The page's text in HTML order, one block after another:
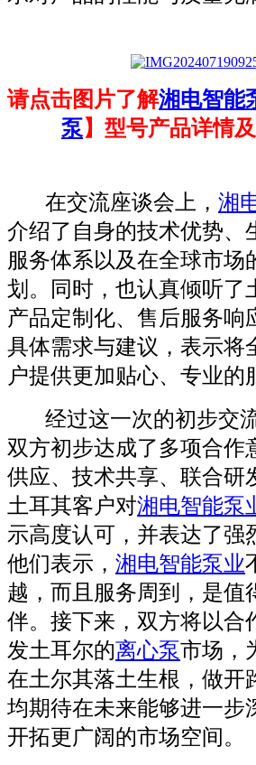
请点击图片了解湘电智能
泵】型号产品详情
在交流座谈会上， 湘
介绍了自身的技术优势、
服务体系以及在全球市场
划。同时，也认真倾听了
产品定制化、售后服务响
具体需求与建议，表示将
户提供更加贴心、专业的
经过这一次的初步交流
双方初步达成了多项合作
供应、技术共享、联合研
土耳其客户对湘电智能泵
示高度认可，并表达了强
他们表示， 湘电智能泵业
越，而且服务周到，是值
伴。接下来，双方将以合
发土耳尔的离心泵市场，
在土尔其落土生根，做开
均期待在未来能够进一步
开拓更广阔的市场空间。